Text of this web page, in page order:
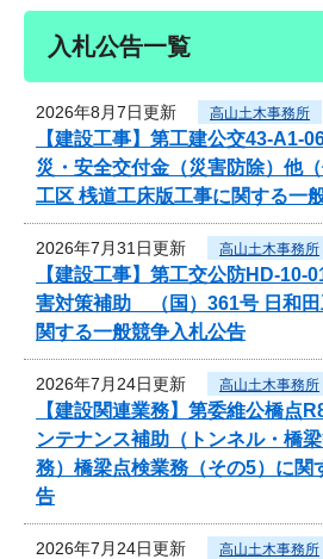
入札公告一覧
2026年8月7日更新 高山土木事務所
【建設工事】第工建公交43-A1-
災・安全交付金（災害防除）他
工区 桟道工床版工事に関する一
2026年7月31日更新 高山土木事務所
【建設工事】第工交公防HD-10-
害対策補助 （国）361号 日和田
関する一般競争入札公告
2026年7月24日更新 高山土木事務所
【建設関連業務】第委維公橋点
ンテナンス補助（トンネル・橋
務）橋梁点検業務（その5）に関
告
2026年7月24日更新 高山土木事務所